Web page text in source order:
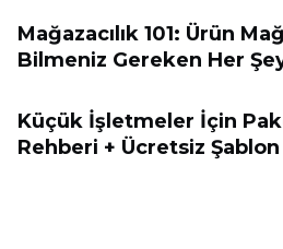
Mağazacılık 101: Ürün
Bilmeniz Gereken Her
Küçük İşletmeler İçin
Rehberi + Ücretsiz Şablon